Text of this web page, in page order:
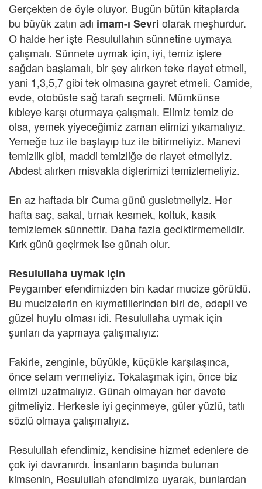
Gerçekten de öyle oluyor. Bugün bütün kitaplarda
bu büyük zatın adı imam-ı Sevri olarak meşhurdur.
O halde her işte Resulullahın sünnetine uymaya
çalışmalı. Sünnete uymak için, iyi, temiz işlere
sağdan başlamalı, bir şey alırken teke riayet etmeli,
yani 1,3,5,7 gibi tek olmasına gayret etmeli. Camide,
evde, otobüste sağ tarafı seçmeli. Mümkünse
kıbleye karşı oturmaya çalışmalı. Elimiz temiz de
olsa, yemek yiyeceğimiz zaman elimizi yıkamalıyız.
Yemeğe tuz ile başlayıp tuz ile bitirmeliyiz. Manevi
temizlik gibi, maddi temizliğe de riayet etmeliyiz.
Abdest alırken misvakla dişlerimizi temizlemeliyiz.
En az haftada bir Cuma günü gusletmeliyiz. Her
hafta saç, sakal, tırnak kesmek, koltuk, kasık
temizlemek sünnettir. Daha fazla geciktirmemelidir.
Kırk günü geçirmek ise günah olur.
Resulullaha uymak için
Peygamber efendimizden bin kadar mucize görüldü.
Bu mucizelerin en kıymetlilerinden biri de, edepli ve
güzel huylu olması idi. Resulullaha uymak için
şunları da yapmaya çalışmalıyız:
Fakirle, zenginle, büyükle, küçükle karşılaşınca,
önce selam vermeliyiz. Tokalaşmak için, önce biz
elimizi uzatmalıyız. Günah olmayan her davete
gitmeliyiz. Herkesle iyi geçinmeye, güler yüzlü, tatlı
sözlü olmaya çalışmalıyız.
Resulullah efendimiz, kendisine hizmet edenlere de
çok iyi davranırdı. İnsanların başında bulunan
kimsenin, Resulullah efendimize uyarak, bunlardan